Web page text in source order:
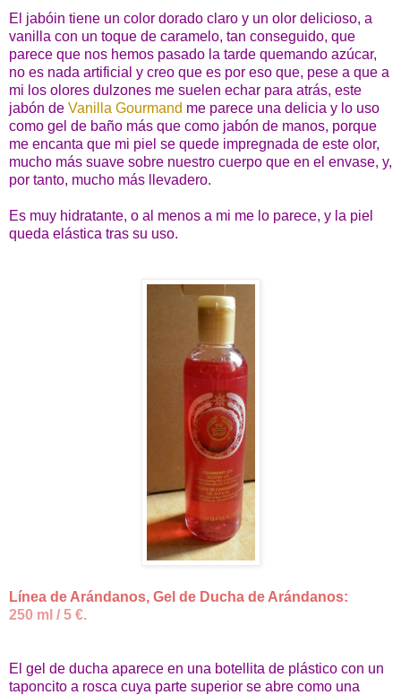
El jabóin tiene un color dorado claro y un olor delicioso, a
vanilla con un toque de caramelo, tan conseguido, que
parece que nos hemos pasado la tarde quemando azúcar,
no es nada artificial y creo que es por eso que, pese a que a
mi los olores dulzones me suelen echar para atrás, este
jabón de Vanilla Gourmand me parece una delicia y lo uso
como gel de baño más que como jabón de manos, porque
me encanta que mi piel se quede impregnada de este olor,
mucho más suave sobre nuestro cuerpo que en el envase, y,
por tanto, mucho más llevadero.
Es muy hidratante, o al menos a mi me lo parece, y la piel
queda elástica tras su uso.
Línea de Arándanos, Gel de Ducha de Arándanos:
250 ml / 5 €.
El gel de ducha aparece en una botellita de plástico con un
taponcito a rosca cuya parte superior se abre como una